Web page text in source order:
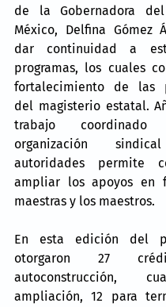
de la Gobernadora
México, Delfina Gómez
dar continuidad a
programas, los cuales
fortalecimiento de las
del magisterio estatal.
trabajo
organización
autoridades permite
ampliar los apoyos en
maestras y los maestros.
En esta edición del
otorgaron 27
autoconstrucción,
ampliación, 12 para